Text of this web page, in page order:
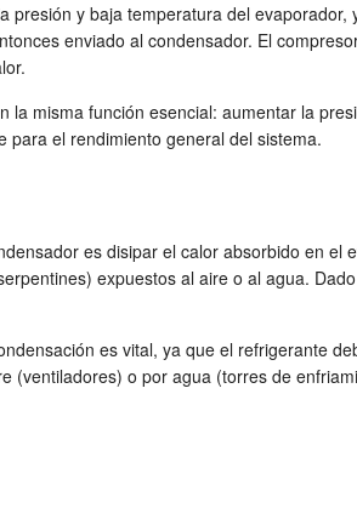
y baja temperatura del evaporador,
enviado al condensador. El
la misma función esencial: aumentar la
para el rendimiento general del sistema.
es disipar el calor absorbido en el
expuestos al aire o al agua.
es vital, ya que el refrigerante
(ventiladores) o por agua (torres de